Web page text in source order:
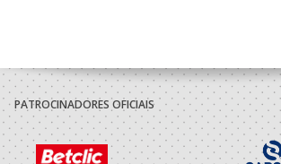
PATROCINADORES OFICIAIS